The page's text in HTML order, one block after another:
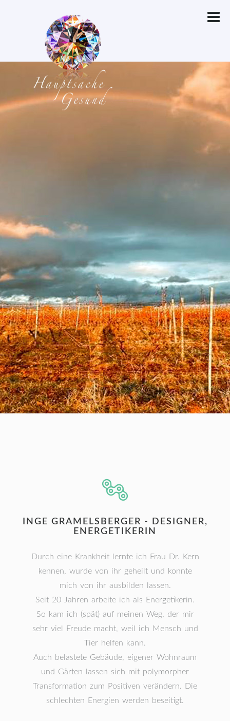
INGE GRAMELSBERGER - DESIGNER,
ENERGETIKERIN
Durch eine Krankheit lernte ich Frau Dr. Kern
kennen, wurde von ihr geheilt und konnte
mich von ihr ausbilden lassen.
Seit 20 Jahren arbeite ich als Energetikerin.
So kam ich (spät) auf meinen Weg, der mir
sehr viel Freude macht, weil ich Mensch und
Tier helfen kann.
Auch belastete Gebäude, eigener Wohnraum
und Gärten lassen sich mit polymorpher
Transformation zum Positiven verändern. Die
schlechten Energien werden beseitigt.